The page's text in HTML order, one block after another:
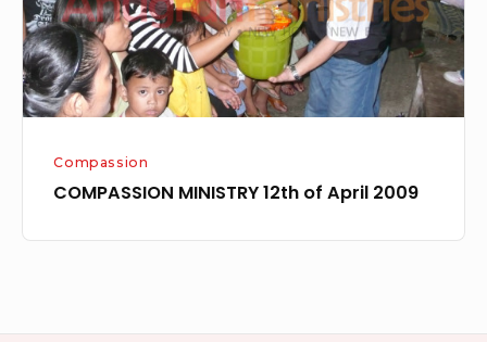
Compassion
COMPASSION MINISTRY 12th of April 2009